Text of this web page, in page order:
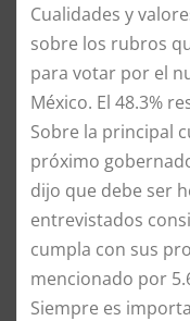
Cualidades y
sobre los rubros
para votar por el
México. El 48.3%
Sobre la principal
próximo
dijo que debe ser
entrevistados
cumpla con sus
mencionado por
Siempre es